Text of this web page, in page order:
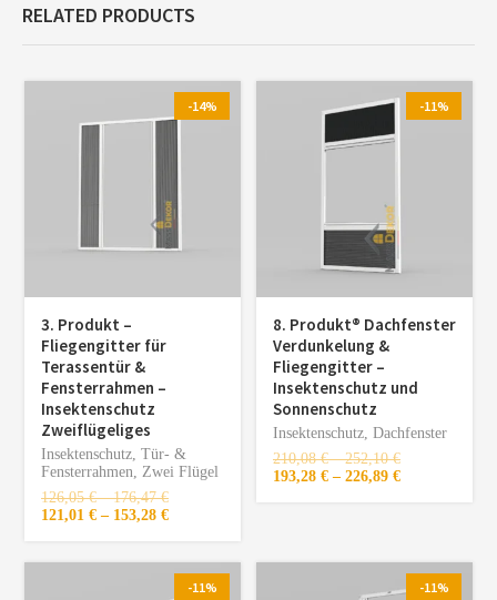
RELATED PRODUCTS
-14%
3. Produkt –
Fliegengitter für
Terassentür &
Fensterrahmen –
Insektenschutz
Zweiflügeliges
Insektenschutz Tür- &
Fensterrahmen
Zwei Flügel
126,05€ –176,47€
121,01 € – 153,28 €
-11%
8. Produkt®️ Dachfenster
Verdunkelung &
Fliegengitter –
Insektenschutz und
Sonnenschutz
Insektenschutz Dachfenster
210,08€ –252,10€
193,28 € – 226,89 €
-11% -11%